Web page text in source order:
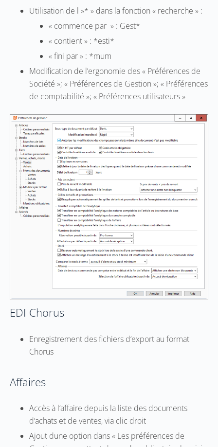
Utilisation de l »* » dans la fonction « recherche » :
« commence par » : Gest*
« contient » : *esti*
« fini par » : *mum
Modification de l’ergonomie des « Préférences de
Société »; « Préférences de Gestion »; « Préférences
de comptabilité »; « Préférences utilisateurs »
EDI Chorus
Enregistrement des fichiers d’export au format
Chorus
Affaires
Accès à l’affaire depuis la liste des documents
d’achats et de ventes, via clic droit
Ajout dune option dans « Les préférences de